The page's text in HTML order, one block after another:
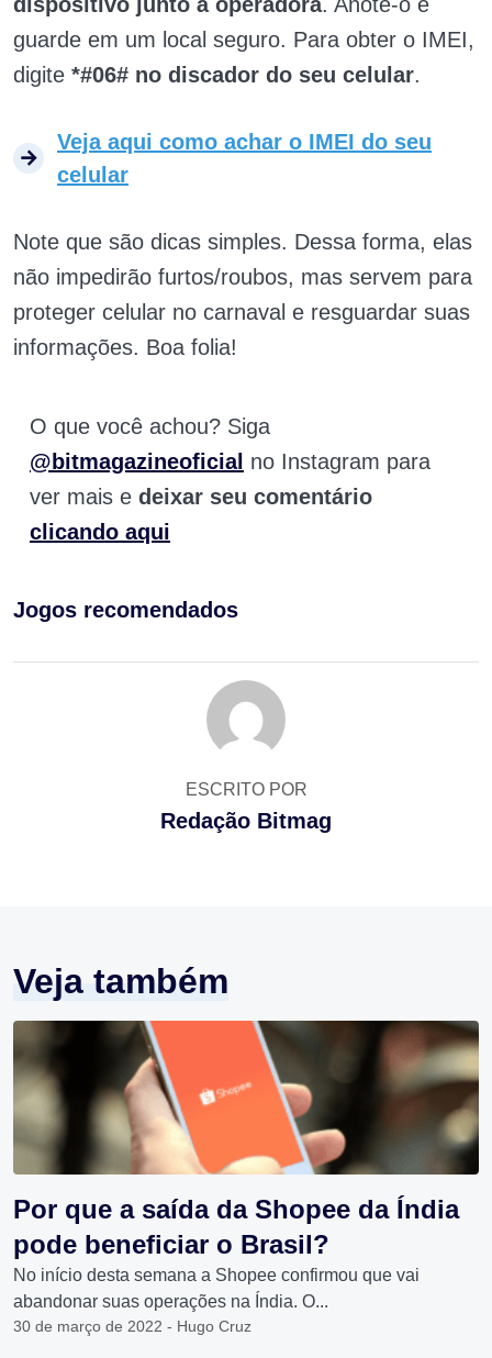
guarde em um local seguro. Para obter o IMEI,
digite *#06# no discador do seu celular.
Veja aqui como achar o IMEI do seu
celular
Note que são dicas simples. Dessa forma, elas
não impedirão furtos/roubos, mas servem para
proteger celular no carnaval e resguardar suas
informações. Boa folia!
O que você achou? Siga
@bitmagazineoficial no Instagram para
ver mais e deixar seu comentário
clicando aqui
Jogos recomendados
ESCRITO POR
Redação Bitmag
Veja também
Por que a saída da Shopee da Índia
pode beneficiar o Brasil?
No início desta semana a Shopee confirmou que vai
abandonar suas operações na Índia. O...
30 de março de 2022 - Hugo Cruz